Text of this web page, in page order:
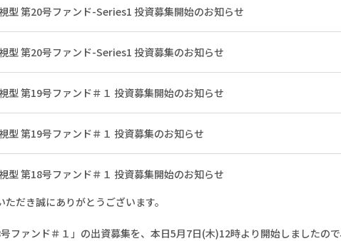
型 第20号ファンド-Series1 投資募集開始のお知らせ
型 第20号ファンド-Series1 投資募集のお知らせ
型 第19号ファンド＃１ 投資募集開始のお知らせ
型 第19号ファンド＃１ 投資募集のお知らせ
型 第18号ファンド＃１ 投資募集開始のお知らせ
だき誠にありがとうございます。
ファンド＃１」の出資募集を、本日5月7日(木)12時より開始しましたので